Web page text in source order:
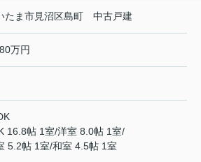
たま市見沼区島町 中古戸建
万円
16.8帖 1室/洋室 8.0帖 1室/
5.2帖 1室/和室 4.5帖 1室